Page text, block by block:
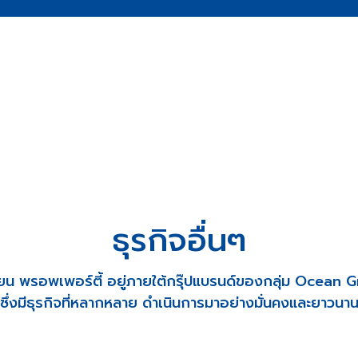
ธุรกิจอื่นๆ
น พรอพเพอร์ตี้ อยู่ภายใต้กรุ๊ปแบรนด์ของกลุ่ม Ocean
ซึ่งมีธุรกิจที่หลากหลาย ดำเนินการมาอย่างมั่นคงและยาวนาน